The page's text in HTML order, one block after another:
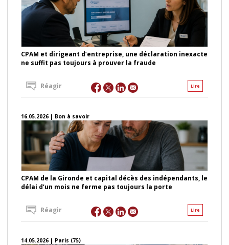
CPAM et dirigeant d’entreprise, une déclaration inexacte
ne suffit pas toujours à prouver la fraude
Lire
Réagir
16.05.2026 | Bon à savoir
CPAM de la Gironde et capital décès des indépendants, le
délai d’un mois ne ferme pas toujours la porte
Lire
Réagir
14.05.2026 | Paris (75)